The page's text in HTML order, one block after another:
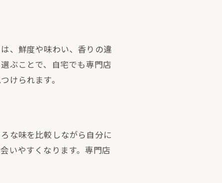
、鮮度や味わい、香りの違
ぶことで、自宅でも専門店
けられます。
な味を比較しながら自分に
いやすくなります。専門店